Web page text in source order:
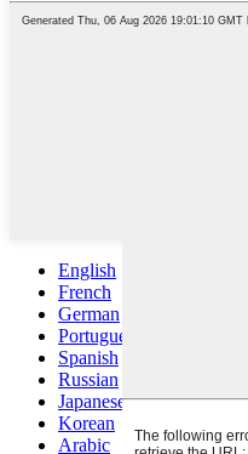
English
French
German
Portuguese
Spanish
Russian
Japanese
Korean
Arabic